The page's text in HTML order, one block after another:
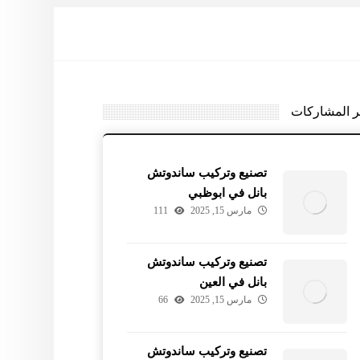
المشاركات
تصنيع وتركيب ساندوتش
بانل في ابوظبي
مارس 15, 2025 111
تصنيع وتركيب ساندوتش
بانل في العين
مارس 15, 2025 66
تصنيع وتركيب ساندوتش